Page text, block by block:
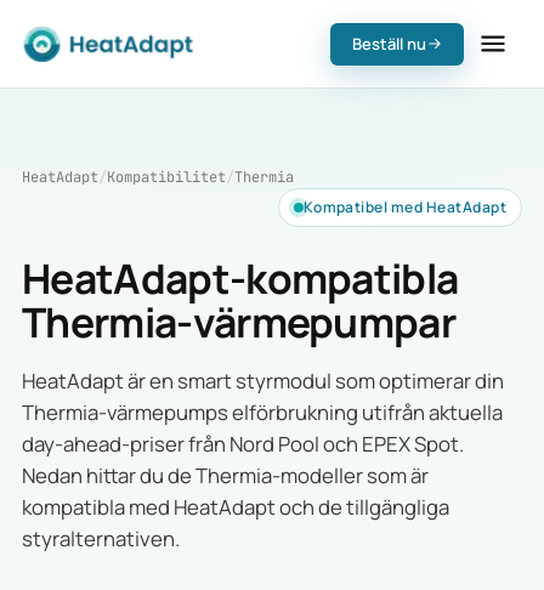
Beställ nu
HeatAdapt/Kompatibilitet/Thermia
Kompatibel med HeatAdapt
HeatAdapt-kompatibla
Thermia-värmepumpar
HeatAdapt är en smart styrmodul som optimerar din
Thermia-värmepumps elförbrukning utifrån aktuella
day-ahead-priser från Nord Pool och EPEX Spot.
Nedan hittar du de Thermia-modeller som är
kompatibla med HeatAdapt och de tillgängliga
styralternativen.